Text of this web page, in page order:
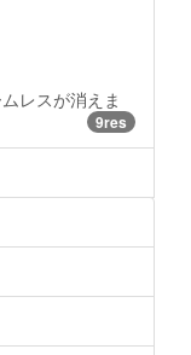
レスが消えま
9res